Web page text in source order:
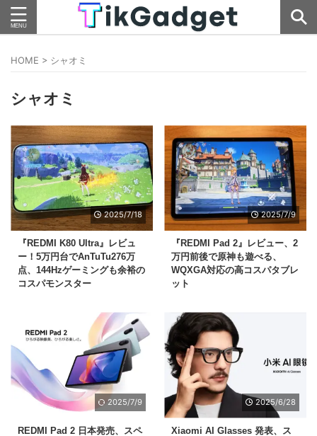
HOME > シャオミ
シャオミ
2025/7/18
『REDMI K80 Ultra』レビュ
ー！5万円台でAnTuTu276万
点、144Hzゲーミングも余裕の
コスパモンスター
2025/7/9
『REDMI Pad 2』レビュー、2
万円前後で原神も遊べる、
WQXGA対応の高コスパタブレ
ット
2025/7/9
REDMI Pad 2 日本発売、スペ
2025/6/28
Xiaomi AI Glasses 発表、ス